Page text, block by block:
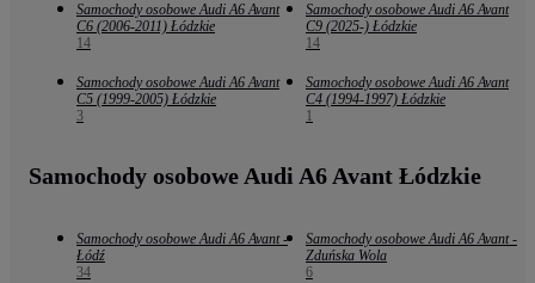
Samochody osobowe Audi A6 Avant
C6 (2006-2011) Łódzkie
14
Samochody osobowe Audi A6 Avant
C9 (2025-) Łódzkie
14
Samochody osobowe Audi A6 Avant
C5 (1999-2005) Łódzkie
3
Samochody osobowe Audi A6 Avant
C4 (1994-1997) Łódzkie
1
Samochody osobowe Audi A6 Avant Łódzkie
Samochody osobowe Audi A6 Avant -
Łódź
34
Samochody osobowe Audi A6 Avant -
Zduńska Wola
6